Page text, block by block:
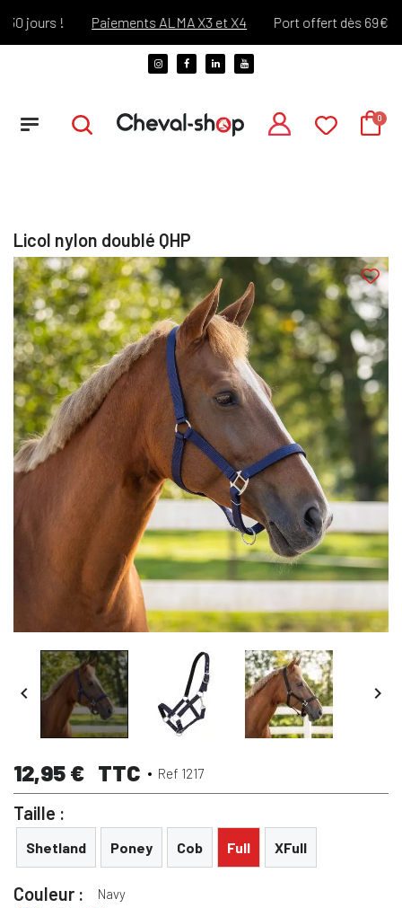
jours ! Paiements ALMA X3 et X4 Port offert dès 69€
Licol nylon doublé QHP
 
12,95 € TTC Ref 1217
Taille :
Shetland Poney Cob Full XFull
Couleur : Navy